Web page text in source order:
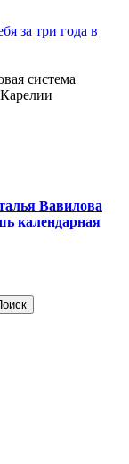
за три года в
система
Вавилова
календарная